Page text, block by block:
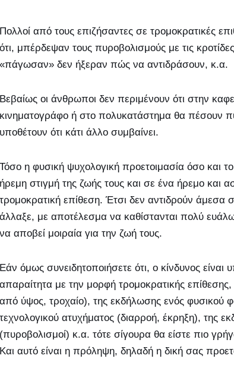
Πολλοί από τους επιζήσαντες σε τρομοκρατικές
ότι, μπέρδεψαν τους πυροβολισμούς με τις
«πάγωσαν» δεν ήξεραν πώς να αντιδράσουν, κ.α.
Βεβαίως οι άνθρωποι δεν περιμένουν ότι στην
κινηματογράφο ή στο πολυκατάστημα θα πέσουν
υποθέτουν ότι κάτι άλλο συμβαίνει.
Τόσο η φυσική ψυχολογική προετοιμασία όσο και
ήρεμη στιγμή της ζωής τους και σε ένα ήρεμο και
τρομοκρατική επίθεση. Έτσι δεν αντιδρούν άμεσα
άλλαξε, με αποτέλεσμα να καθίστανται πολύ
να αποβεί μοιραία για την ζωή τους.
Εάν όμως συνειδητοποιήσετε ότι, ο κίνδυνος
απαραίτητα με την μορφή τρομοκρατικής
από ύψος, τροχαίο), της εκδήλωσης ενός φυσικού
τεχνολογικού ατυχήματος (διαρροή, έκρηξη), της
(πυροβολισμοί) κ.α. τότε σίγουρα θα είστε πιο
Και αυτό είναι η πρόληψη, δηλαδή η δική σας